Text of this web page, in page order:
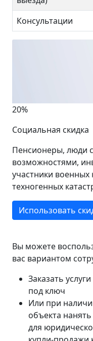
Консультации
20%
Социальная скидка
Пенсионеры, люди
возможностями,
участники
техногенных
Использовать
Вы можете
вас вариантом
Заказать
под ключ
Или при
объекта
для